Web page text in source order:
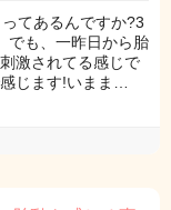
てあるんですか?3
でも、一昨日から胎
激されてる感じで
じます!いまま…